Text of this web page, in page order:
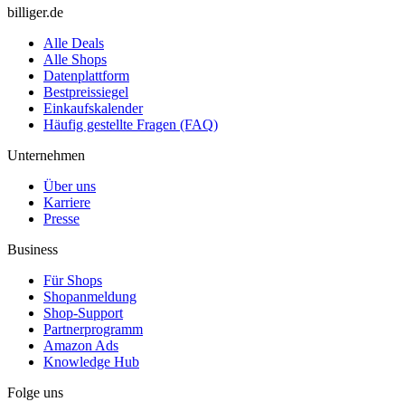
billiger.de
Alle Deals
Alle Shops
Datenplattform
Bestpreissiegel
Einkaufskalender
Häufig gestellte Fragen (FAQ)
Unternehmen
Über uns
Karriere
Presse
Business
Für Shops
Shopanmeldung
Shop-Support
Partnerprogramm
Amazon Ads
Knowledge Hub
Folge uns